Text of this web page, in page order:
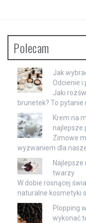
Polecam
Jak
Odcienie i
Jaki
brunetek? To pytanie
Krem na
najlepsze
Zimowe
wyzwaniem dla
twarzy
W dobie rosnącej
naturalne kosmetyki
Plopping
wykonać